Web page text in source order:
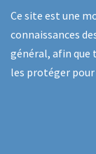
Ce site est une
connaissances
général, afin que
les protéger